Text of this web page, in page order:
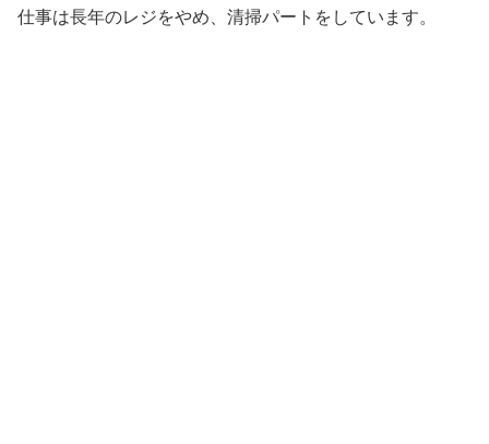
仕事は長年のレジをやめ、清掃パートをしています。